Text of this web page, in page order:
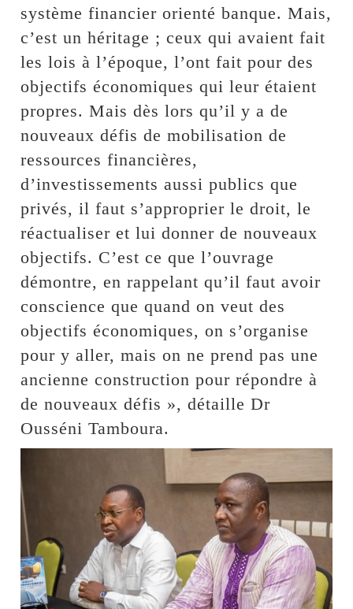
système financier orienté banque. Mais,
c’est un héritage ; ceux qui avaient fait
les lois à l’époque, l’ont fait pour des
objectifs économiques qui leur étaient
propres. Mais dès lors qu’il y a de
nouveaux défis de mobilisation de
ressources financières,
d’investissements aussi publics que
privés, il faut s’approprier le droit, le
réactualiser et lui donner de nouveaux
objectifs. C’est ce que l’ouvrage
démontre, en rappelant qu’il faut avoir
conscience que quand on veut des
objectifs économiques, on s’organise
pour y aller, mais on ne prend pas une
ancienne construction pour répondre à
de nouveaux défis », détaille Dr
Ousséni Tamboura.